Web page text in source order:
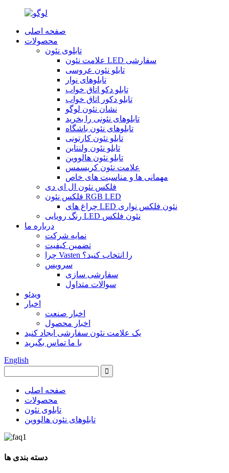
صفحه اصلی
محصولات
تابلوی نئون
علامت نئون LED سفارشی
تابلو نئون عروسی
تابلوهای نوار
تابلو دکو اتاق خواب
تابلو دکور اتاق خواب
نشان نئون لوگو
تابلوهای نئونی را بخرید
تابلوهای نئون باشگاه
تابلو نئون کارتونی
تابلو نئون ولنتاین
تابلو نئون هالووین
علامت نئون کریسمس
مهمانی ها و مناسبت های خاص
فلکس نئون ال ای دی
فلکس نئون RGB LED
چراغ های LED نئون فلکس نواری
رنگ رویایی LED نئون فلکس
درباره ما
نمایه شرکت
تضمین کیفیت
چرا Vasten را انتخاب کنید؟
سرویس
سفارشی سازی
سوالات متداول
ویدئو
اخبار
اخبار صنعت
اخبار محصول
یک علامت نئون سفارشی ایجاد کنید
با ما تماس بگیرید
English
صفحه اصلی
محصولات
تابلوی نئون
تابلوهای نئون هالووین
دسته بندی ها